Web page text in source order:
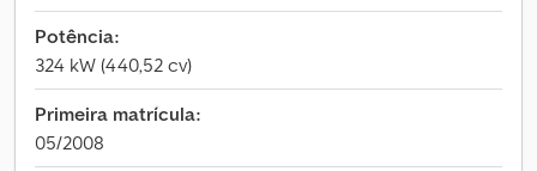
Potência:
324 kW (440,52 cv)
Primeira matrícula:
05/2008